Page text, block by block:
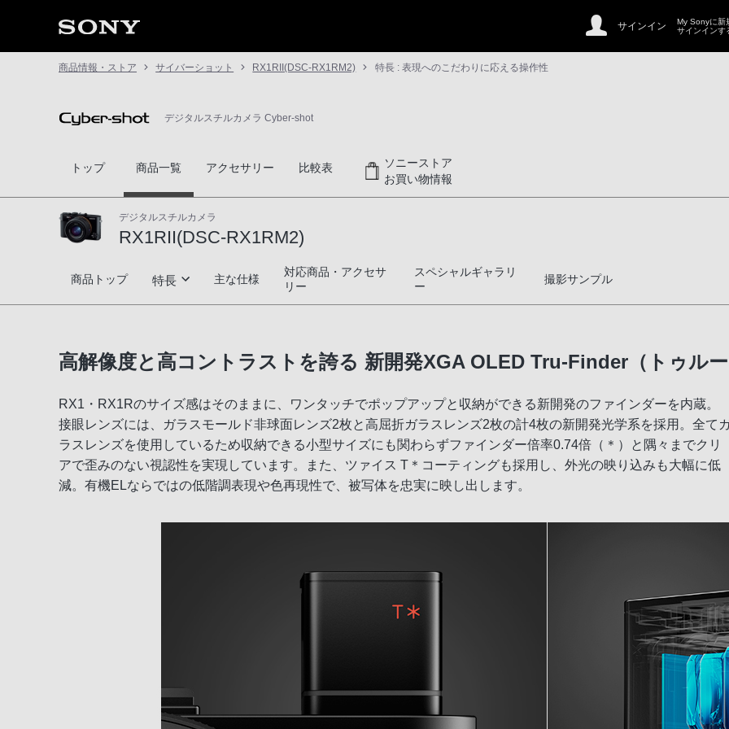
サインイン
My Sonyに新
サインインす
商品情報・ストア サイバーショット RX1RII(DSC-RX1RM2) 特長 : 表現へのこだわりに 応える操作性
デジタルスチルカメラ Cyber-shot
トップ 商品一覧 アクセサリー 比較表
ソニーストア
お買い物情報
デジタルスチルカメラ
RX1RII(DSC-RX1RM2)
RX1RII(DSC-RX1RM2)
商品トップ 特長
光学式可変ローパスフィルターとファストハイブリットAF
表現へのこだわりに 応える操作性
豊富な撮影機能
充実の基本性能
優れた拡張性
主な仕様
対応商品・アクセサ
リー
スペシャルギャラリ
ー
撮影サンプル
高解像度と高コントラストを誇る 新開発XGA OLED Tru-Finder（トゥル
RX1・RX1Rのサイズ感はそのままに、ワンタッチでポップアップと収納ができる新開発のファインダーを内蔵。
接眼レンズには、ガラスモールド非球面レンズ2枚と高屈折ガラスレンズ2枚の計4枚の新開発光学系を採用。全て
ラスレンズを使用しているため収納できる小型サイズにも関わらずファインダー倍率0.74倍（＊）と隅々までクリ
アで歪みのない視認性を実現しています。また、ツァイス T＊コーティングも採用し、外光の映り込みも大幅に低
減。有機ELならではの低階調表現や色再現性で、被写体を忠実に映し出します。